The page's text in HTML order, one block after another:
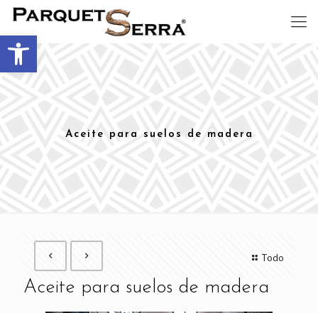
Abrir barra de herramientas
Aceite para suelos de madera
Todo
Aceite para suelos de madera